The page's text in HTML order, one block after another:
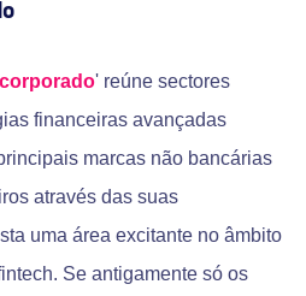
' reúne sectores
financeiras avançadas
marcas não bancárias
através das suas
uma área excitante no âmbito
Se antigamente só os